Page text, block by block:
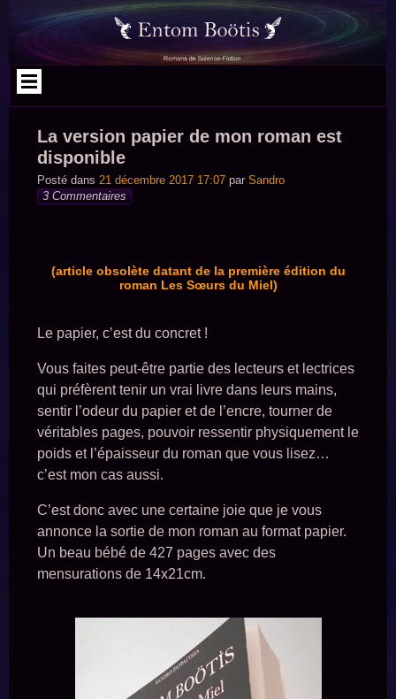
Aller
au
contenu
La version papier de mon roman est
disponible
Posté dans 21 décembre 2017 17:07 par Sandro
3 Commentaires
(article obsolète datant de la première édition du
roman Les Sœurs du Miel)
Le papier, c’est du concret !
Vous faites peut-être partie des lecteurs et lectrices
qui préfèrent tenir un vrai livre dans leurs mains,
sentir l’odeur du papier et de l’encre, tourner de
véritables pages, pouvoir ressentir physiquement le
poids et l’épaisseur du roman que vous lisez…
c’est mon cas aussi.
C’est donc avec une certaine joie que je vous
annonce la sortie de mon roman au format papier.
Un beau bébé de 427 pages avec des
mensurations de 14x21cm.